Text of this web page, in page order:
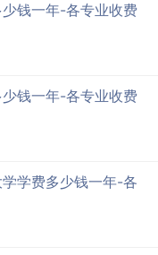
钱一年-各专业收费
钱一年-各专业收费
学费多少钱一年-各